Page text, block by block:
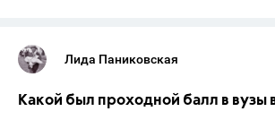
Лида Паниковская
Какой был проходной балл в вузы